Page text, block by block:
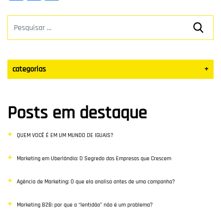
categorias +
Blog
Vendas
Destaque
Inbound Marketing
Desenvolvimento Web
Posts em destaque
QUEM VOCÊ É EM UM MUNDO DE IGUAIS?
Marketing em Uberlândia: O Segredo das Empresas que Crescem
Agência de Marketing: O que ela analisa antes de uma campanha?
Marketing B2B: por que a “lentidão” não é um problema?